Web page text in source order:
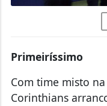
Primeiríssimo
Com time misto
Corinthians